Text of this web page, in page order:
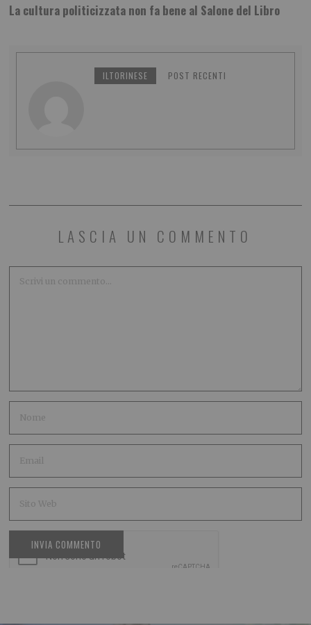
La cultura politicizzata non fa bene al Salone del Libro
ILTORINESE POST RECENTI
LASCIA UN COMMENTO